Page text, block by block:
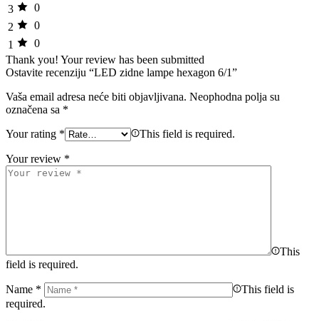
3
0
2
0
1
0
Thank you! Your review has been submitted
Ostavite recenziju “LED zidne lampe hexagon 6/1”
Vaša email adresa neće biti objavljivana. Neophodna polja su
označena sa *
Your rating * This field is required.
Your review *
This
field is required.
Name *
This field is
required.